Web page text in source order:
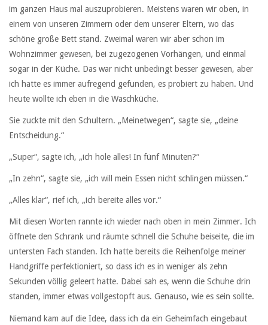
im ganzen Haus mal auszuprobieren. Meistens waren wir oben, in
einem von unseren Zimmern oder dem unserer Eltern, wo das
schöne große Bett stand. Zweimal waren wir aber schon im
Wohnzimmer gewesen, bei zugezogenen Vorhängen, und einmal
sogar in der Küche. Das war nicht unbedingt besser gewesen, aber
ich hatte es immer aufregend gefunden, es probiert zu haben. Und
heute wollte ich eben in die Waschküche.
Sie zuckte mit den Schultern. „Meinetwegen“, sagte sie, „deine
Entscheidung.“
„Super“, sagte ich, „ich hole alles! In fünf Minuten?“
„In zehn“, sagte sie, „ich will mein Essen nicht schlingen müssen.“
„Alles klar“, rief ich, „ich bereite alles vor.“
Mit diesen Worten rannte ich wieder nach oben in mein Zimmer. Ich
öffnete den Schrank und räumte schnell die Schuhe beiseite, die im
untersten Fach standen. Ich hatte bereits die Reihenfolge meiner
Handgriffe perfektioniert, so dass ich es in weniger als zehn
Sekunden völlig geleert hatte. Dabei sah es, wenn die Schuhe drin
standen, immer etwas vollgestopft aus. Genauso, wie es sein sollte.
Niemand kam auf die Idee, dass ich da ein Geheimfach eingebaut